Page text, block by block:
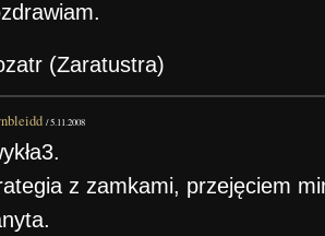
(Zaratustra)
/5.11.2008
z zamkami, przejęciem